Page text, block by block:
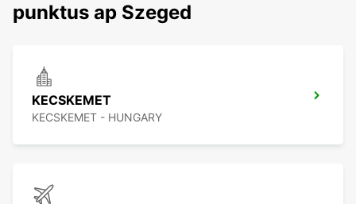
punktus ap Szeged
KECSKEMET
KECSKEMET - HUNGARY